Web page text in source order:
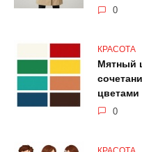
0
КРАСОТА
Мятный
0